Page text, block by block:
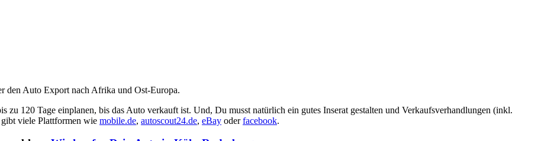
den Auto Export nach Afrika und Ost-Europa.
zu 120 Tage einplanen, bis das Auto verkauft ist. Und, Du musst natürlich ein gutes Inserat gestalten und Verkaufsverhandlungen (inkl.
viele Plattformen wie mobile.de, autoscout24.de, eBay oderfacebook.